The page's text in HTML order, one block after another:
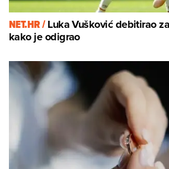
NET.HR /Luka Vušković debitirao
kako je odigrao